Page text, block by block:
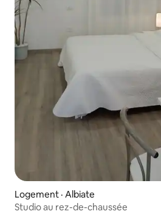
Logement · Albiate
Studio au rez-de-chaussée